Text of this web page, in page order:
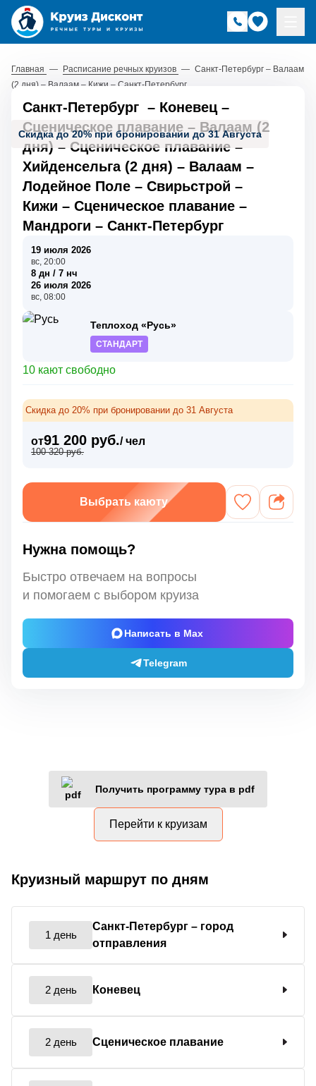
Главная — Расписание речных круизов — Санкт-Петербург – Валаам
(2 дня) – Валаам – Кижи – Санкт-Петербург
Скидка до 20% при бронировании до 31 Августа
Санкт-Петербург – Коневец–
Сценическое плавание – Валаам (2
дня) – Сценическое плавание –
Хийденсельга (2 дня) – Валаам –
Лодейное Поле – Свирьстрой –
Кижи – Сценическое плавание –
Мандроги – Санкт-Петербург
19 июля 2026
вс, 20:00
8 дн / 7 нч
26 июля 2026
вс, 08:00
Теплоход «Русь»
СТАНДАРТ
10 кают свободно
Скидка до 20% при бронировании до 31 Августа
от91 200 руб./ чел
100 320 руб.
Выбрать каюту
Нужна помощь?
Быстро отвечаем на вопросы
и помогаем с выбором круиза
Написать в Max
Telegram
Получить программу тура в pdf
Перейти к круизам
Круизный маршрут по дням
1 день
Санкт-Петербург – город
отправления
2 день Коневец
2 день Сценическое плавание